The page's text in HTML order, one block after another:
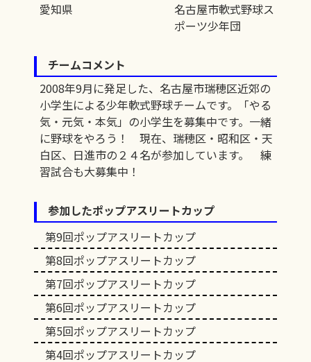
愛知県
名古屋市軟式野球ス
ポーツ少年団
チームコメント
2008年9月に発足した、名古屋市瑞穂区近郊の
小学生による少年軟式野球チームです。「やる
気・元気・本気」の小学生を募集中です。一緒
に野球をやろう！ 現在、瑞穂区・昭和区・天
白区、日進市の２４名が参加しています。 練
習試合も大募集中！
参加したポップアスリートカップ
第9回ポップアスリートカップ
第8回ポップアスリートカップ
第7回ポップアスリートカップ
第6回ポップアスリートカップ
第5回ポップアスリートカップ
第4回ポップアスリートカップ